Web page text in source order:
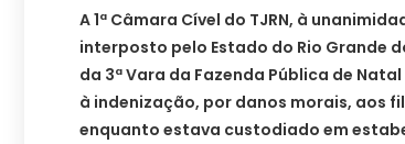
A 1ª Câmara Cível do TJRN, à
interposto pelo Estado do Rio Grande
da 3ª Vara da Fazenda Pública de
à indenização, por danos morais, aos
enquanto estava custodiado em